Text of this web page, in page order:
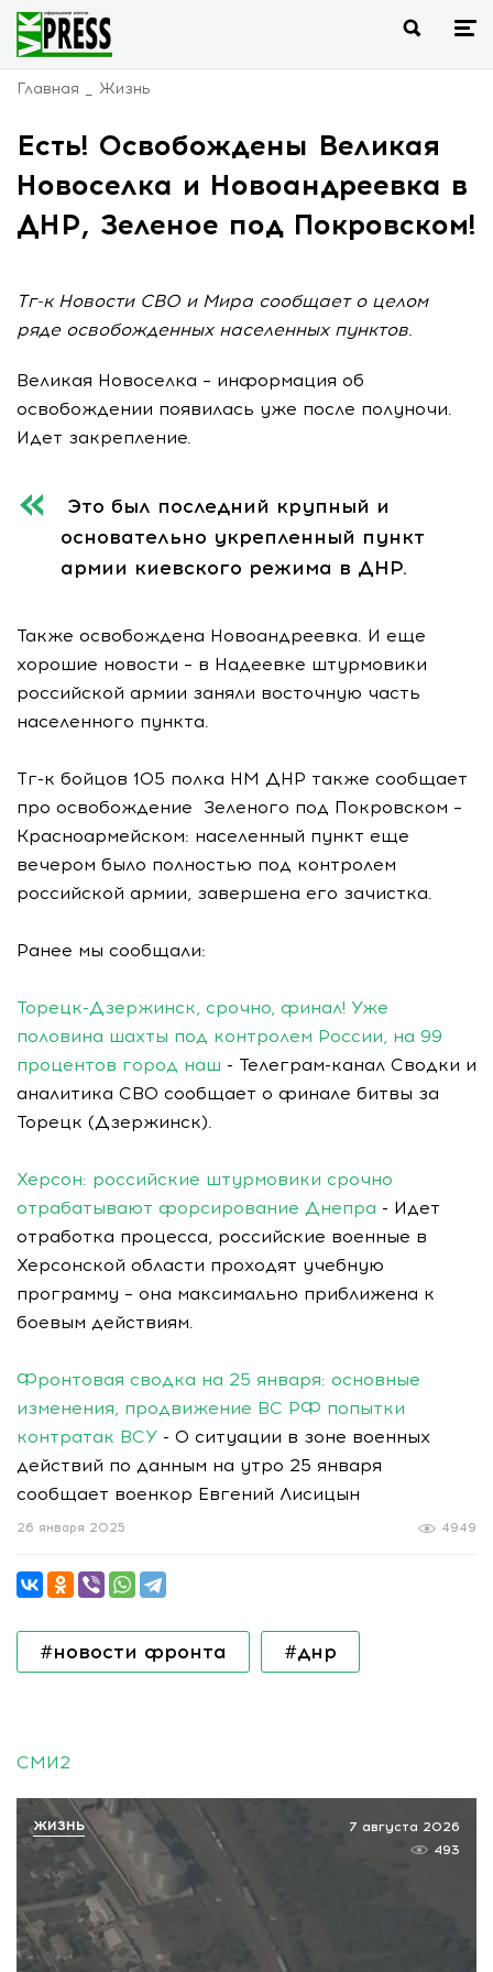
Главная Жизнь
Есть! Освобождены Великая
Новоселка и Новоандреевка в
ДНР, Зеленое под Покровском!
Тг-к Новости СВО и Мира сообщает о целом
ряде освобожденных населенных пунктов.
Великая Новоселка – информация об
освобождении появилась уже после полуночи.
Идет закрепление.
Это был последний крупный и
основательно укрепленный пункт
армии киевского режима в ДНР.
Также освобождена Новоандреевка. И еще
хорошие новости – в Надеевке штурмовики
российской армии заняли восточную часть
населенного пункта.
Тг-к бойцов 105 полка НМ ДНР также сообщает
про освобождение Зеленого под Покровском –
Красноармейском: населенный пункт еще
вечером было полностью под контролем
российской армии, завершена его зачистка.
Ранее мы сообщали:
Торецк-Дзержинск, срочно, финал! Уже
половина шахты под контролем России, на 99
процентов город наш - Телеграм-канал Сводки и
аналитика СВО сообщает о финале битвы за
Торецк (Дзержинск).
Херсон: российские штурмовики срочно
отрабатывают форсирование Днепра - Идет
отработка процесса, российские военные в
Херсонской области проходят учебную
программу – она максимально приближена к
боевым действиям.
Фронтовая сводка на 25 января: основные
изменения, продвижение ВС РФ попытки
контратак ВСУ - О ситуации в зоне военных
действий по данным на утро 25 января
сообщает военкор Евгений Лисицын
4949
26 января 2025
#новости фронта #днр
СМИ2
7 августа 2026
493
ЖИЗНЬ